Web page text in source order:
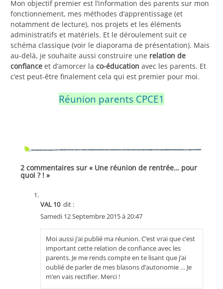
Mon objectif premier est l’information des parents sur mon
fonctionnement, mes méthodes d’apprentissage (et
notamment de lecture), nos projets et les éléments
administratifs et matériels. Et le déroulement suit ce
schéma classique (voir le diaporama de présentation). Mais
au-delà, je souhaite aussi construire une relation de
confiance et d’amorcer la co-éducation avec les parents. Et
c’est peut-être finalement cela qui est premier pour moi.
Réunion parents CPCE1
2 commentaires sur « Une réunion de rentrée… pour
quoi ? ! »
VAL 10dit :
Samedi 12 Septembre 2015 à 20:47
Moi aussi j’ai publié ma réunion. C’est vrai que c’est
important cette relation de confiance avec les
parents. Je me rends compte en te lisant que j’ai
oublié de parler de mes blasons d’autonomie … Je
m’en vais rectifier. Merci !